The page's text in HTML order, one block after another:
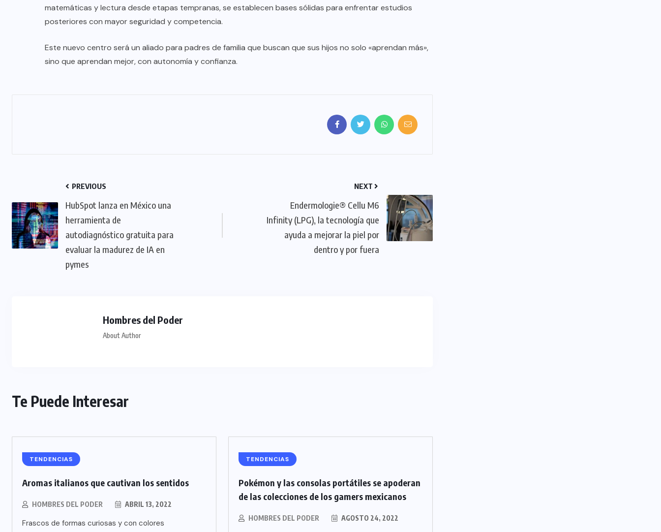
matemáticas y lectura desde etapas tempranas, se establecen bases sólidas para enfrentar estudios
posteriores con mayor seguridad y competencia.
Este nuevo centro será un aliado para padres de familia que buscan que sus hijos no solo «aprendan más»,
sino que aprendan mejor, con autonomía y confianza.
PREVIOUS
HubSpot lanza en México una
herramienta de
autodiagnóstico gratuita para
evaluar la madurez de IA en
pymes
NEXT
Endermologie® Cellu M6
Infinity (LPG), la tecnología que
ayuda a mejorar la piel por
dentro y por fuera
Hombres del Poder
About Author
Te Puede Interesar
TENDENCIAS
Aromas italianos que cautivan los sentidos
HOMBRES DEL PODER ABRIL 13, 2022
Frascos de formas curiosas y con colores
TENDENCIAS
Pokémon y las consolas portátiles se apoderan
de las colecciones de los gamers mexicanos
HOMBRES DEL PODER AGOSTO 24, 2022